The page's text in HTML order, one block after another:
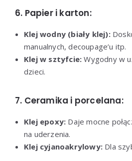
6. Papier i karton:
Klej wodny (biały klej):
manualnych, decoupage’u itp.
Klej w sztyfcie: Wygodny w
dzieci.
7. Ceramika i porcelana:
Klej epoxy: Daje mocne
na uderzenia.
Klej cyjanoakrylowy: Dla